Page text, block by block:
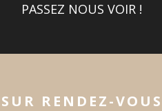
PASSEZ NOUS VOIR !
SUR RENDEZ-VOUS